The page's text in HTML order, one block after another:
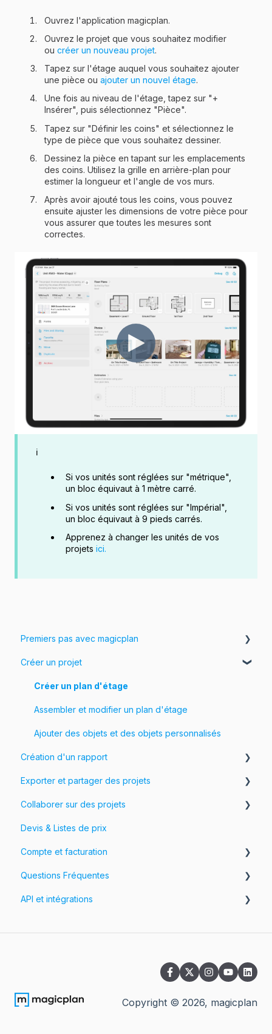
Ouvrez l'application magicplan.
Ouvrez le projet que vous souhaitez modifier
ou créer un nouveau projet.
Tapez sur l'étage auquel vous souhaitez ajouter
une pièce ou ajouter un nouvel étage.
Une fois au niveau de l'étage, tapez sur "+
Insérer", puis sélectionnez "Pièce".
Tapez sur "Définir les coins" et sélectionnez le
type de pièce que vous souhaitez dessiner.
Dessinez la pièce en tapant sur les emplacements
des coins. Utilisez la grille en arrière-plan pour
estimer la longueur et l'angle de vos murs.
Après avoir ajouté tous les coins, vous pouvez
ensuite ajuster les dimensions de votre pièce pour
vous assurer que toutes les mesures sont
correctes.
ℹ️
Si vos unités sont réglées sur "métrique",
un bloc équivaut à 1 mètre carré.
Si vos unités sont réglées sur "Impérial",
un bloc équivaut à 9 pieds carrés.
Apprenez à changer les unités de vos
projets ici.
Premiers pas avec magicplan
Introduction à magicplan
Commencer
Créer un projet
Créer un plan d'étage
Assembler et modifier un plan d'étage
Ajouter des objets et des objets personnalisés
Création d'un rapport
Photos, Vidéos et Visites à 360°
Formulaires & Champs
Exporter et partager des projets
Exportez vos projets
Personnaliser les exportations
Partagez vos projets
Collaborer sur des projets
Workspaces et Équipes
Devis & Listes de prix
Compte et facturation
Votre compte
Facturation
Questions Fréquentes
FAQ sur le compte
FAQ sure les espaces de travail et les équipes
API et intégrations
Copyright © 2026, magicplan